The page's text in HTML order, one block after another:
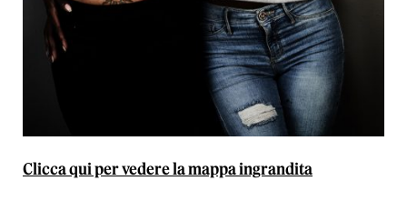
Clicca qui per vedere la mappa ingrandita